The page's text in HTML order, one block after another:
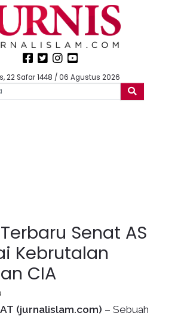
22 Safar 1448 / 06 Agustus 2026
Senat AS
Kebrutalan
CIA
(jurnalislam.com) – Sebuah